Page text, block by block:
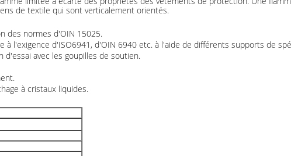
de textile qui sont verticalement orientés.
des normes d'OIN 15025.
l'exigence d'ISO6941, d'OIN 6940 etc. à l'aide de différents supports de
d'essai avec les goupilles de soutien.
à cristaux liquides.